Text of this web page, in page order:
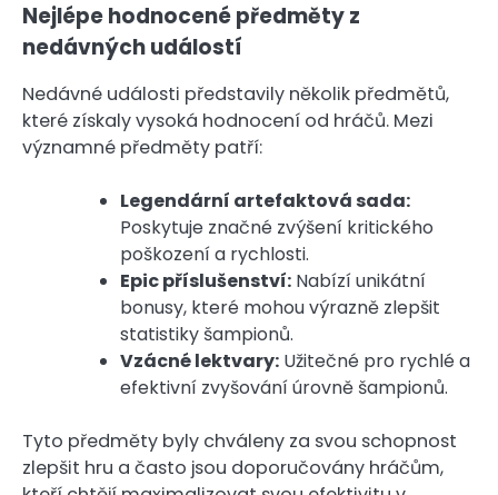
Nejlépe hodnocené předměty z
nedávných událostí
Nedávné události představily několik předmětů,
které získaly vysoká hodnocení od hráčů. Mezi
významné předměty patří:
Legendární artefaktová sada:
Poskytuje značné zvýšení kritického
poškození a rychlosti.
Epic příslušenství: Nabízí unikátní
bonusy, které mohou výrazně zlepšit
statistiky šampionů.
Vzácné lektvary: Užitečné pro rychlé a
efektivní zvyšování úrovně šampionů.
Tyto předměty byly chváleny za svou schopnost
zlepšit hru a často jsou doporučovány hráčům,